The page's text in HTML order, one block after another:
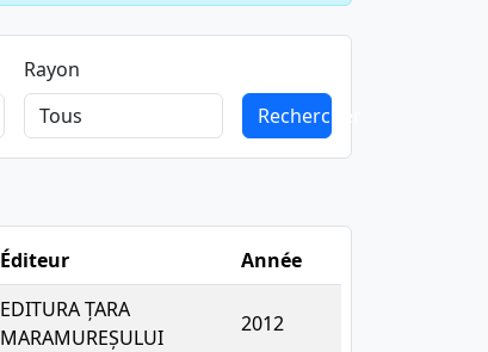
Rayon
Rechercher
Rechercher
Éditeur
Année
EDITURA ȚARA
MARAMUREȘULUI
2012